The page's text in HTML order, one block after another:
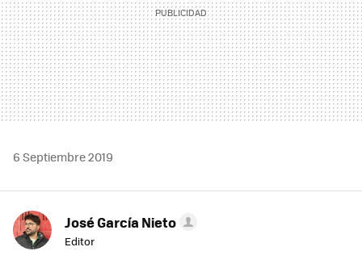
6 Septiembre 2019
José García Nieto
Editor